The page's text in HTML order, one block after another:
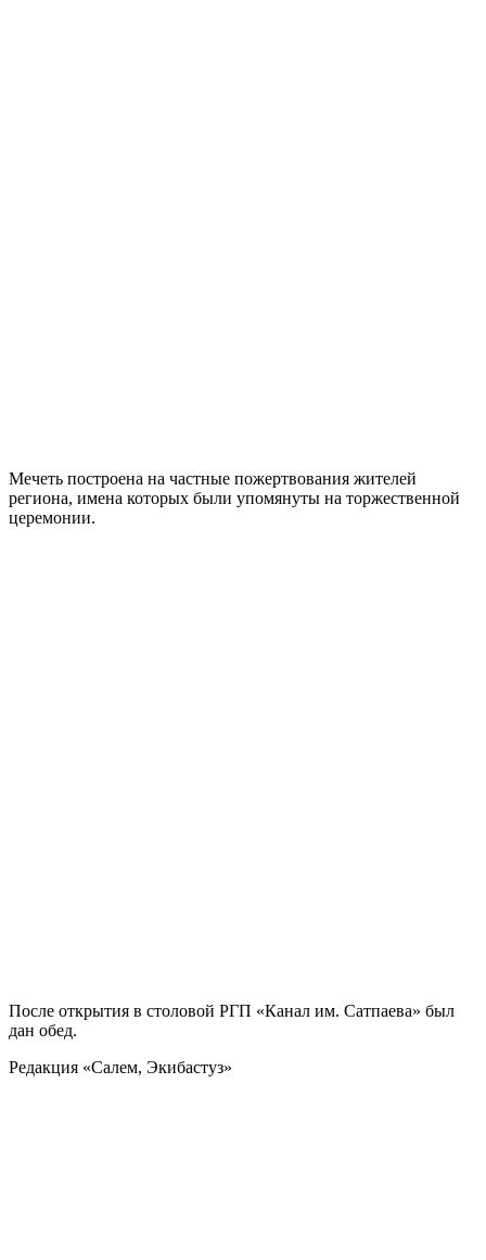
Мечеть построена на частные пожертвования жителей
региона, имена которых были упомянуты на торжественной
церемонии.
После открытия в столовой РГП «Канал им. Сатпаева» был
дан обед.
Редакция «Салем, Экибастуз»